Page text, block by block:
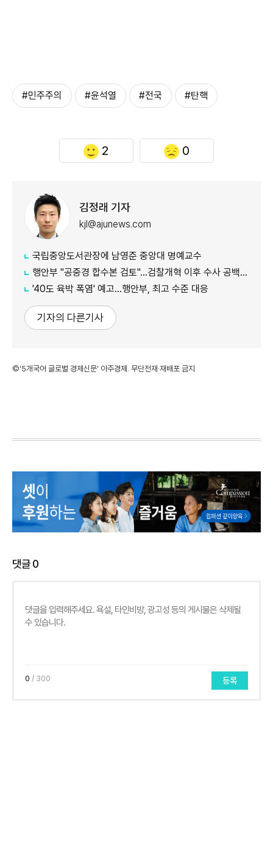
#민주주의 #윤석열 #전국 #탄핵
2 0
김정래 기자
kjl@ajunews.com
국립중앙도서관장에 남영준 중앙대 명예교수
행안부 "공중경 합수본 검토"…검찰개혁 이후 수사 공백 대응 나서
'40도 육박 폭염' 예고…행안부, 최고 수준 대응
기자의 다른기사
©'5개국어 글로벌 경제신문' 아주경제. 무단전재·재배포 금지
댓글0
0 / 300 등록